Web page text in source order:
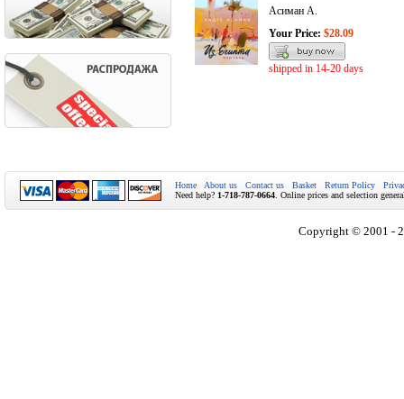
Асиман А.
Your Price: $28.09
shipped in 14-20 days
Home About us Contact us Basket Return Policy
Need help? 1-718-787-0664 . Online prices and selection
Copyright © 2001 -